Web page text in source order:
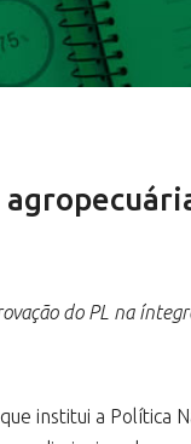
do PL na
institui a Política